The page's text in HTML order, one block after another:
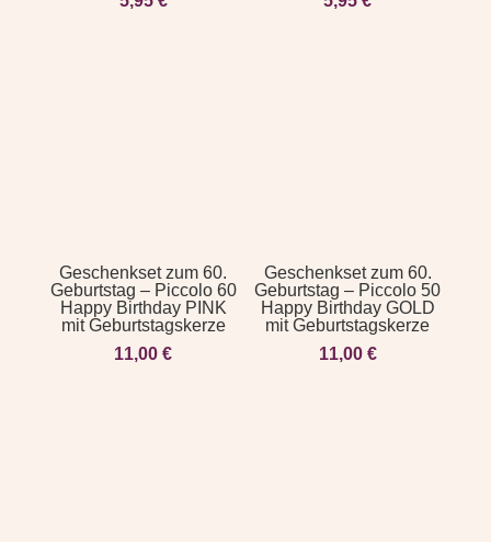
Geschenkset zum 60.
Geburtstag – Piccolo 60
Happy Birthday PINK
mit Geburtstagskerze
11,00€
Geschenkset zum 60.
Geburtstag – Piccolo 50
Happy Birthday GOLD
mit Geburtstagskerze
11,00 €